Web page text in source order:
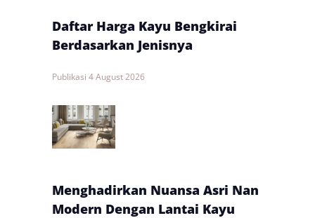
Daftar Harga Kayu Bengkirai
Berdasarkan Jenisnya
Publikasi 4 August 2026
Menghadirkan Nuansa Asri Nan
Modern Dengan Lantai Kayu